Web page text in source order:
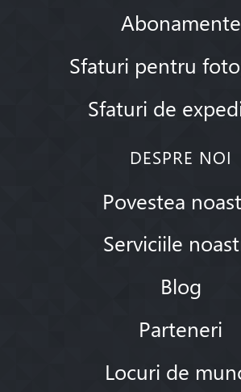
Abonamente
Sfaturi pentru
Sfaturi de
DESPRE NOI
Povestea
Serviciile
Blog
Parteneri
Locuri de